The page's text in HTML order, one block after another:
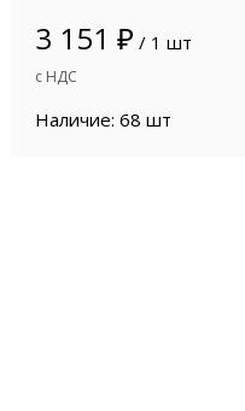
3 151 ₽ / 1 шт
с НДС
Наличие: 68 шт